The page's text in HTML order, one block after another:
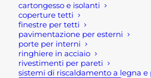
cartongesso e isolanti
coperture tetti
finestre per tetti
pavimentazione per esterni
porte per interni
ringhiere in acciaio
rivestimenti per pareti
sistemi di riscaldamento a legna e
Home Prodotto Colore GRIGIO SCURO
GRIGIO SCURO